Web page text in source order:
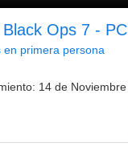
Ops 7 - PC
en primera persona
14 de Noviembre